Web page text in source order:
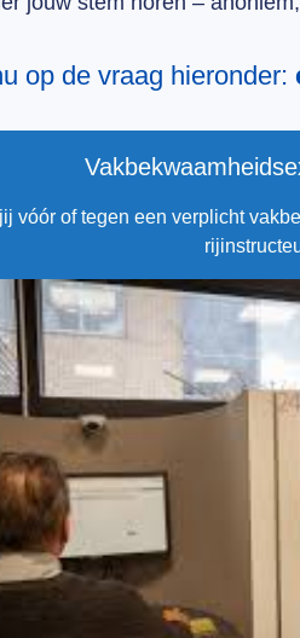
op de vraag hieronder:
vóór of tegen een verplicht